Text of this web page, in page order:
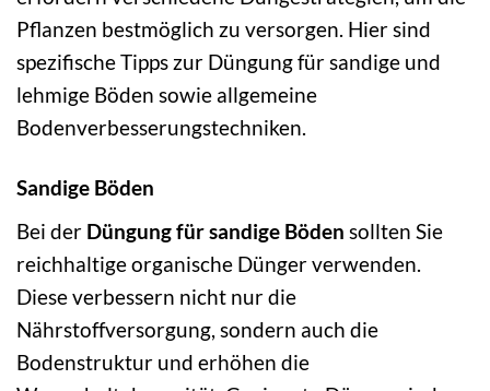
Pflanzen bestmöglich zu versorgen. Hier sind
spezifische Tipps zur Düngung für sandige und
lehmige Böden sowie allgemeine
Bodenverbesserungstechniken.
Sandige Böden
Bei der Düngung für sandige Böden sollten Sie
reichhaltige organische Dünger verwenden.
Diese verbessern nicht nur die
Nährstoffversorgung, sondern auch die
Bodenstruktur und erhöhen die